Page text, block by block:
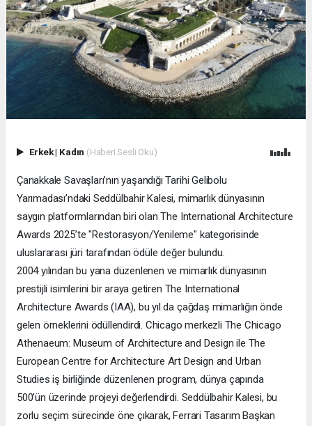
Erkek| Kadın (Haberi Sesli Oku)
Çanakkale Savaşları’nın yaşandığı Tarihi Gelibolu
Yarımadası’ndaki Seddülbahir Kalesi, mimarlık dünyasının
saygın platformlarından biri olan The International Architecture
Awards 2025’te "Restorasyon/Yenileme" kategorisinde
uluslararası jüri tarafından ödüle değer bulundu.
2004 yılından bu yana düzenlenen ve mimarlık dünyasının
prestijli isimlerini bir araya getiren The International
Architecture Awards (IAA), bu yıl da çağdaş mimarlığın önde
gelen örneklerini ödüllendirdi. Chicago merkezli The Chicago
Athenaeum: Museum of Architecture and Design ile The
European Centre for Architecture Art Design and Urban
Studies iş birliğinde düzenlenen program, dünya çapında
500’ün üzerinde projeyi değerlendirdi. Seddülbahir Kalesi, bu
zorlu seçim sürecinde öne çıkarak, Ferrari Tasarım Başkan